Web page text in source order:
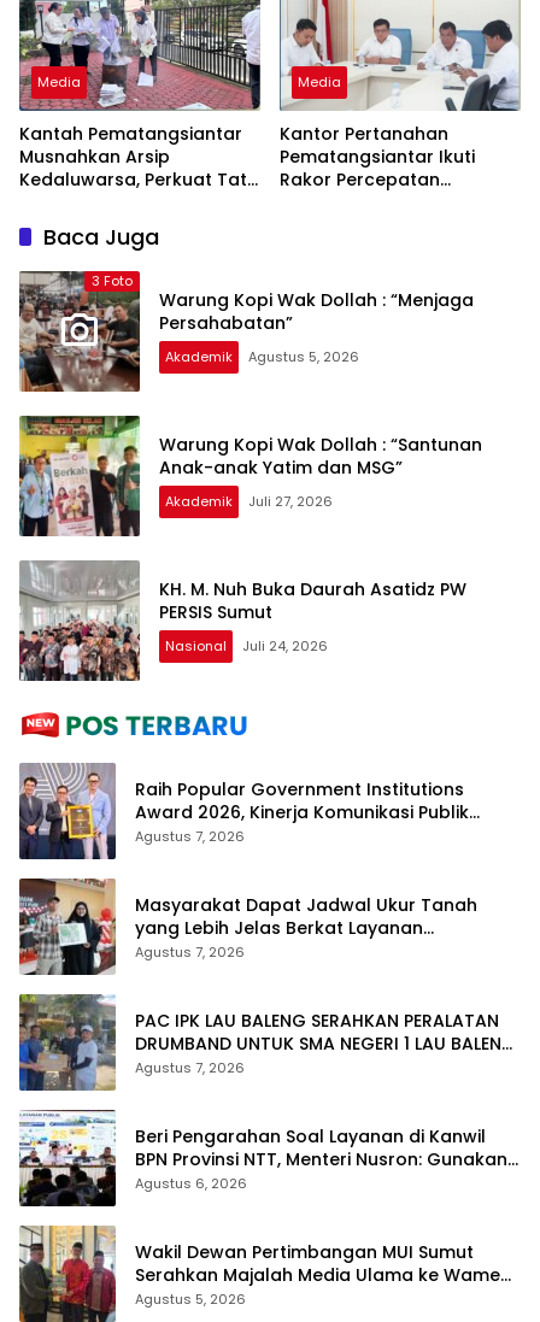
Media
Kantah Pematangsiantar
Musnahkan Arsip
Kedaluwarsa, Perkuat Tata
Integritas
Media
Kantor Pertanahan
Pematangsiantar Ikuti
Rakor Percepatan
Baca Juga
3 Foto
Warung Kopi Wak Dollah : “Menjaga
Persahabatan”
Akademik Agustus 5, 2026
Warung Kopi Wak Dollah : “Santunan
Anak-anak Yatim dan MSG”
Akademik Juli 27, 2026
KH. M. Nuh Buka Daurah Asatidz PW
PERSIS Sumut
Nasional Juli 24, 2026
Raih Popular Government Institutions
Award 2026, Kinerja Komunikasi Publik
Kementerian ATR/BPN Kembali Diakui
Agustus 7, 2026
Masyarakat Dapat Jadwal Ukur Tanah
yang Lebih Jelas Berkat Layanan
Pengukuran Terjadwal
Agustus 7, 2026
PAC IPK LAU BALENG SERAHKAN PERALATAN
DRUMBAND UNTUK SMA NEGERI 1 LAU BALENG
SAMBUT HUT RI KE-81
Agustus 7, 2026
Beri Pengarahan Soal Layanan di Kanwil
BPN Provinsi NTT, Menteri Nusron: Gunakan
Sudut Pandang Masyarakat
Agustus 6, 2026
Wakil Dewan Pertimbangan MUI Sumut
Serahkan Majalah Media Ulama ke Wamen
dan Ketum PP Persis di Balige
Agustus 5, 2026